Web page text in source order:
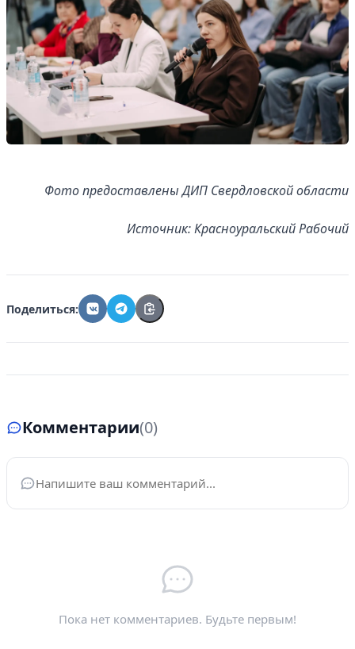
Фото предоставлены ДИП Свердловской области
Источник: Красноуральский Рабочий
Поделиться:
Комментарии(0)
Ваше имя*
Пока нет комментариев. Будьте первым!